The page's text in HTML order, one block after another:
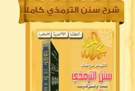
شرح سنن الترمذي كاملا